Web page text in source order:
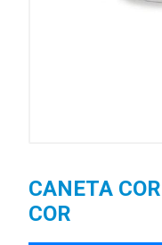
CANETA
COR